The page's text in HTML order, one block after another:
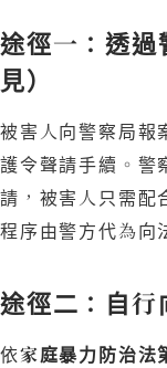
途徑一：透過
見）
被害人向警察局報
護令聲請手續。警
請，被害人只需配
程序由警方代為向
途徑二：自行
依家庭暴力防治法